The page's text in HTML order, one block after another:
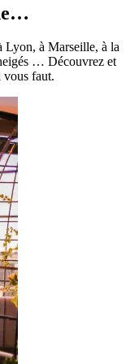
Lyon, à Marseille, à la
… Découvrez et
vous faut.